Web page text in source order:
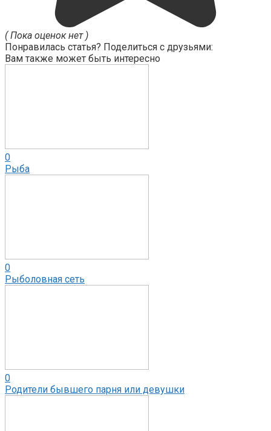
( Пока оценок нет )
Понравилась статья? Поделиться с друзьями:
Вам также может быть интересно
0
Рыба
0
Рыболовная сеть
0
Родители бывшего парня или девушки